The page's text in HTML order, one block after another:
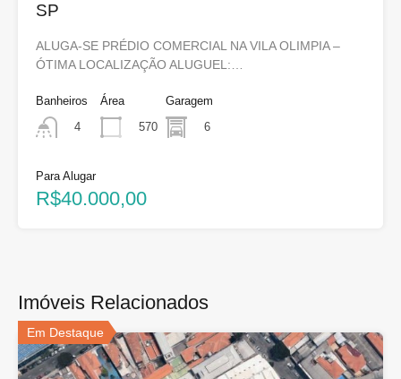
SP
ALUGA-SE PRÉDIO COMERCIAL NA VILA OLIMPIA –
ÓTIMA LOCALIZAÇÃO ALUGUEL:…
Banheiros
4
Área
570
Garagem
6
Para Alugar
R$40.000,00
Imóveis Relacionados
Em Destaque